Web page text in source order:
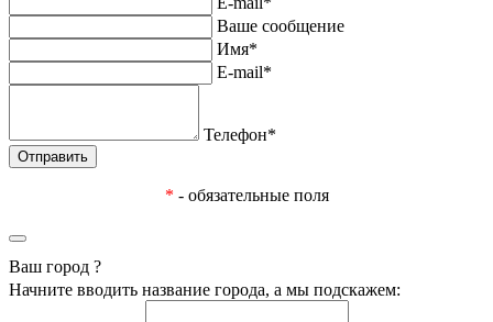
Ваше сообщение
Имя*
E-mail*
Телефон*
* - обязательные поля
Ваш город ?
Начните вводить название города, а мы подскажем: